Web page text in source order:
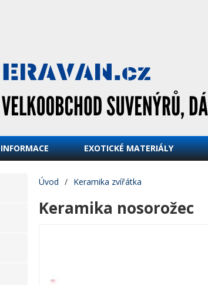
INFORMACE EXOTICKÉ MATERIÁLY
Úvod / Keramika zvířátka
Keramika nosorožec